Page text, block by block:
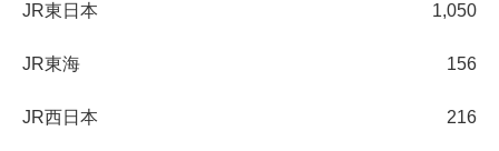
JR東日本 1,050
JR東海 156
JR西日本 216